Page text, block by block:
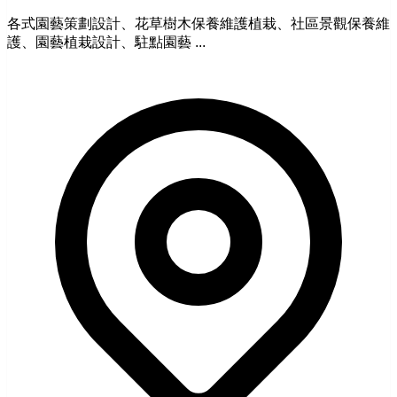
各式園藝策劃設計、花草樹木保養維護植栽、社區景觀保養維
護、園藝植栽設計、駐點園藝 ...